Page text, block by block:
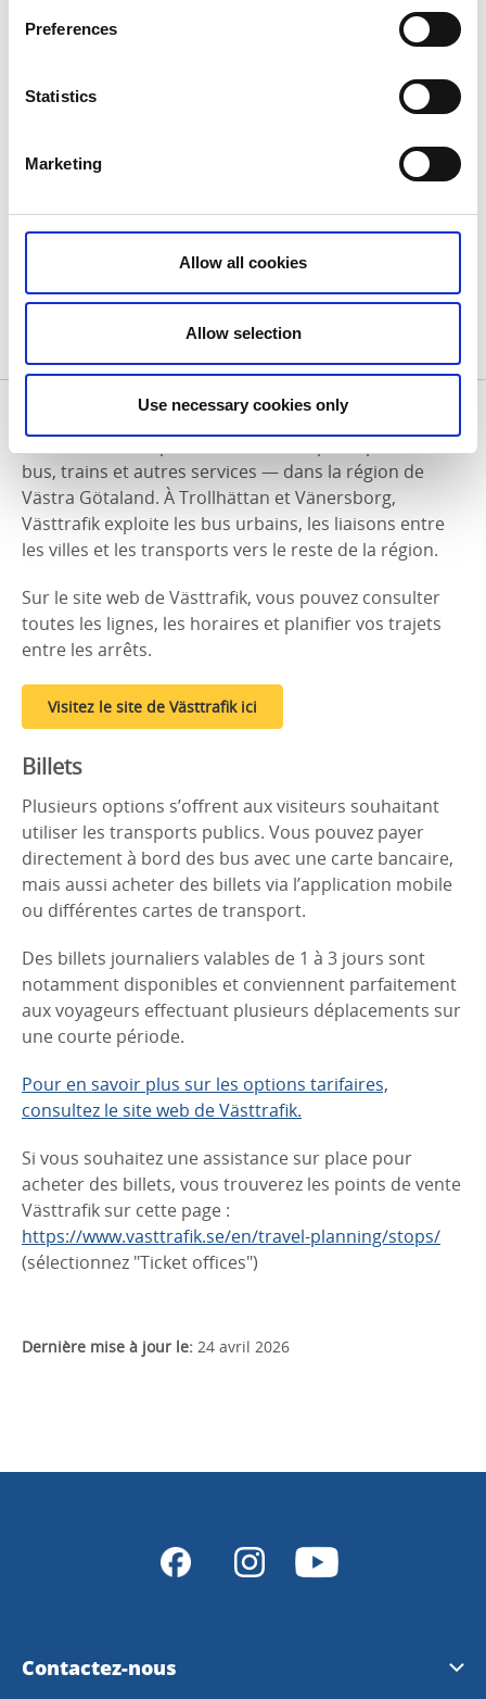
Preferences
Statistics
Marketing
Allow all cookies
Allow selection
Use necessary cookies only
pas autorisés. En revanche, les mini-vélos, trottinettes
et draisiennes peuvent être transportés gratuitement
Dans les trains Västtrafik, les vélos classiques, mini-
autorisés gratuitement s’il y a de la place. Les vélos
Dans les trains SJ, les vélos doivent être démontés ou
pliés et placés dans une housse de transport. Les
trottinettes électriques et vélos compacts doivent
bus, trains et autres services — dans la région de
Västra Götaland. À Trollhättan et Vänersborg,
Västtrafik exploite les bus urbains, les liaisons entre
les villes et les transports vers le reste de la région.
Sur le site web de Västtrafik, vous pouvez consulter
toutes les lignes, les horaires et planifier vos trajets
entre les arrêts.
Visitez le site de Västtrafik ici
Billets
Plusieurs options s’offrent aux visiteurs souhaitant
utiliser les transports publics. Vous pouvez payer
directement à bord des bus avec une carte bancaire,
mais aussi acheter des billets via l’application mobile
ou différentes cartes de transport.
Des billets journaliers valables de 1 à 3 jours sont
notamment disponibles et conviennent parfaitement
aux voyageurs effectuant plusieurs déplacements sur
une courte période.
Pour en savoir plus sur les options tarifaires,
consultez le site web de Västtrafik.
Si vous souhaitez une assistance sur place pour
acheter des billets, vous trouverez les points de vente
Västtrafik sur cette page :
https://www.vasttrafik.se/en/travel-planning/stops/
(sélectionnez "Ticket offices")
Dernière mise à jour le: 24 avril 2026
Contactez-nous